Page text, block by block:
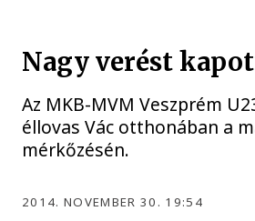
Nagy verést
Az MKB-MVM Veszprém
éllovas Vác otthonában a
mérkőzésén.
2014. NOVEMBER 30. 19:54